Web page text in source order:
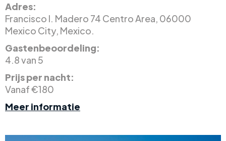
Adres:
Francisco I. Madero 74 Centro Area, 06000
Mexico City, Mexico.
Gastenbeoordeling:
4.8 van 5
Prijs per nacht:
Vanaf €180
Meer informatie